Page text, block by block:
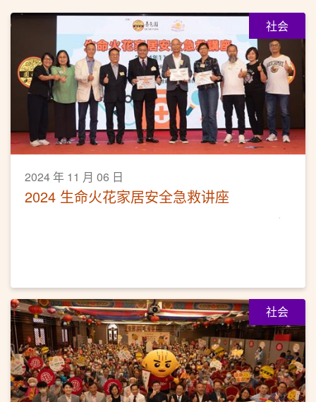
社会
2024 年 11 月 06 日
2024 生命火花家居安全急救讲座
社会